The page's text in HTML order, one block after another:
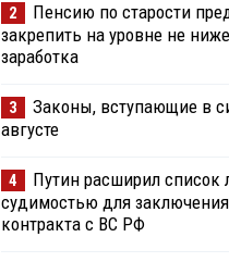
2
Пенсию по старости
закрепить на уровне не
заработка
3
Законы, вступающие в
августе
4
Путин расширил список
судимостью для заключения
контракта с ВС РФ